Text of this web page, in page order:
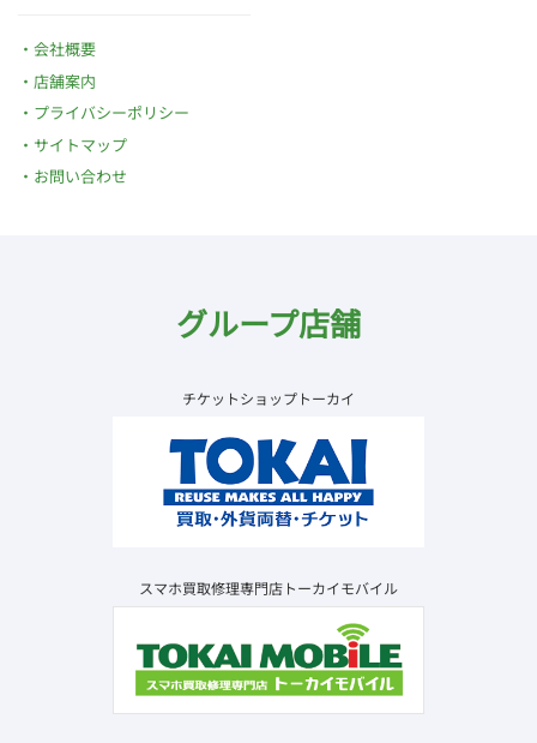
会社概要
店舗案内
プライバシーポリシー
サイトマップ
お問い合わせ
グループ店舗
チケットショップトーカイ
スマホ買取修理専門店トーカイモバイル